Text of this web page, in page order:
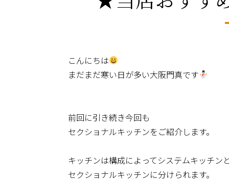
こんにちは
まだまだ寒い日が多い大阪門真です
前回に引き続き今回も
セクショナルキッチンをご紹介します。
キッチンは構成によってシステムキッチン
セクショナルキッチンに分けられます。